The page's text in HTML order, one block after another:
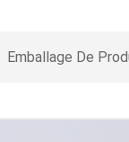
Emballage De